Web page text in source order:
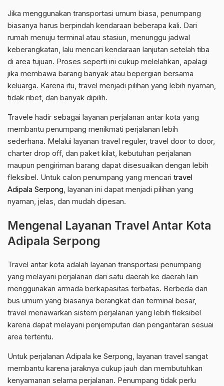
Jika menggunakan transportasi umum biasa, penumpang
biasanya harus berpindah kendaraan beberapa kali. Dari
rumah menuju terminal atau stasiun, menunggu jadwal
keberangkatan, lalu mencari kendaraan lanjutan setelah tiba
di area tujuan. Proses seperti ini cukup melelahkan, apalagi
jika membawa barang banyak atau bepergian bersama
keluarga. Karena itu, travel menjadi pilihan yang lebih nyaman,
tidak ribet, dan banyak dipilih.
Travele hadir sebagai layanan perjalanan antar kota yang
membantu penumpang menikmati perjalanan lebih
sederhana. Melalui layanan travel reguler, travel door to door,
charter drop off, dan paket kilat, kebutuhan perjalanan
maupun pengiriman barang dapat disesuaikan dengan lebih
fleksibel. Untuk calon penumpang yang mencari travel
Adipala Serpong, layanan ini dapat menjadi pilihan yang
nyaman, jelas, dan mudah dipesan.
Mengenal Layanan Travel Antar Kota
Adipala Serpong
Travel antar kota adalah layanan transportasi penumpang
yang melayani perjalanan dari satu daerah ke daerah lain
menggunakan armada berkapasitas terbatas. Berbeda dari
bus umum yang biasanya berangkat dari terminal besar,
travel menawarkan sistem perjalanan yang lebih fleksibel
karena dapat melayani penjemputan dan pengantaran sesuai
area tertentu.
Untuk perjalanan Adipala ke Serpong, layanan travel sangat
membantu karena jaraknya cukup jauh dan membutuhkan
kenyamanan selama perjalanan. Penumpang tidak perlu